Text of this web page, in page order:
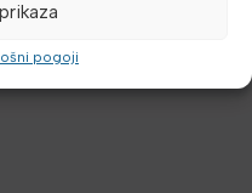
pogoji